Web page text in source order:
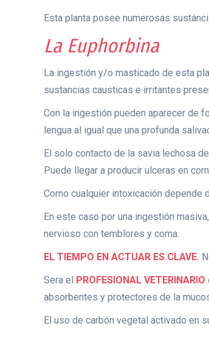
Esta planta posee numerosas
La Euphorbina
La ingestión y/o masticado de esta
sustancias causticas e irritantes
Con la ingestión pueden aparecer de
lengua al igual que una profunda
El solo contacto de la savia lechosa
Puede llegar a producir ulceras en
Como cualquier intoxicación depende
En este caso por una ingestión
nervioso con temblores y coma.
EL TIEMPO EN ACTUAR ES CLAVE.
Sera el PROFESIONAL VETERINARIO
absorbentes y protectores de la
El uso de carbón vegetal activado en